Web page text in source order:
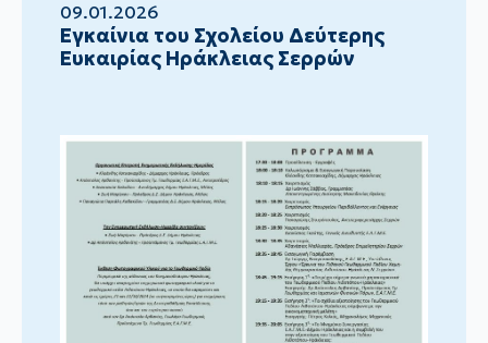
09.01.2026
Eγκαίνια του Σχολείου Δεύτερης
Ευκαιρίας Ηράκλειας Σερρών